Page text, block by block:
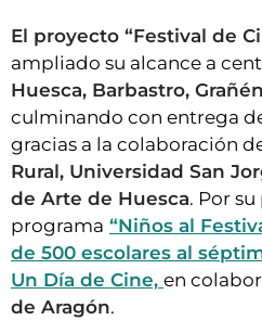
El proyecto “Festival de
ampliado su alcance a
Huesca, Barbastro,
culminando con entrega
gracias a la colaboración
Rural, Universidad San
de Arte de Huesca. Por
programa “Niños al
de 500 escolares al
Un Día de Cine, en
de Aragón.